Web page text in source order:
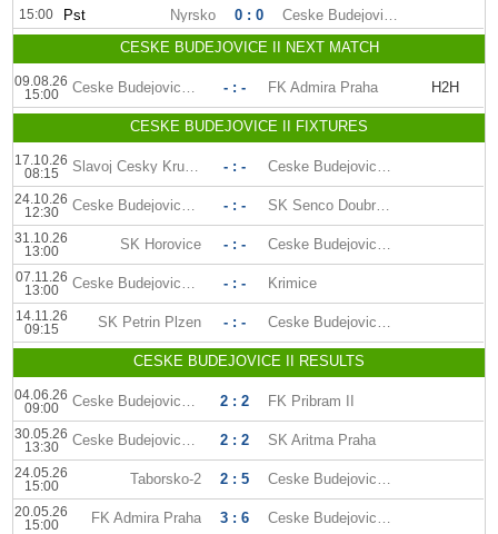
15:00 Pst Nyrsko 0 : 0
Ceske Budejovice II
CESKE BUDEJOVICE II NEXT MATCH
09.08.26
15:00
Ceske Budejovice II - : - FK Admira Praha H2H
CESKE BUDEJOVICE II FIXTURES
17.10.26
08:15
Slavoj Cesky Krumlov - : - Ceske Budejovice II
24.10.26
12:30
Ceske Budejovice II - : - SK Senco Doubravka
31.10.26
13:00
SK Horovice - : - Ceske Budejovice II
07.11.26
13:00
Ceske Budejovice II - : - Krimice
14.11.26
09:15
SK Petrin Plzen - : - Ceske Budejovice II
CESKE BUDEJOVICE II RESULTS
04.06.26
09:00
Ceske Budejovice II 2 : 2 FK Pribram II
30.05.26
13:30
Ceske Budejovice II 2 : 2 SK Aritma Praha
24.05.26
15:00
Taborsko-2 2 : 5 Ceske Budejovice II
20.05.26
15:00
FK Admira Praha 3 : 6 Ceske Budejovice II